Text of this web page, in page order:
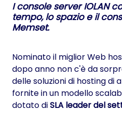
I console server IOLAN
tempo, lo spazio e il
Memset.
Nominato il miglior Web
dopo anno non c'è da
delle soluzioni di hosting di
fornite in un modello
dotato diSLA leader del